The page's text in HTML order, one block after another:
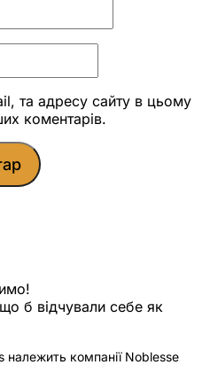
та адресу сайту в цьому
коментарів.
б відчували себе як
компанії Noblesse